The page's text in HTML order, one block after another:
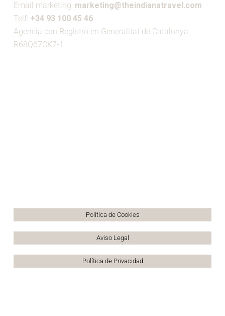
Email marketing: marketing@theindianatravel.com
Telf: +34 93 100 45 46
Agencia con Registro en Generalitat de Catalunya
R68Q67CK7-1
Política de Cookies
Aviso Legal
Política de Privacidad